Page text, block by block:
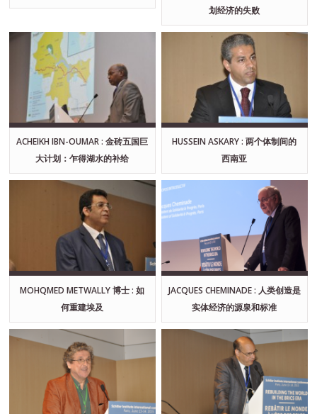
划经济的失败
ACHEIKH IBN-OUMAR : 金砖五国巨
大计划：乍得湖水的补给
HUSSEIN ASKARY : 两个体制间的
西南亚
MOHQMED METWALLY 博士 : 如
何重建埃及
JACQUES CHEMINADE : 人类创造是
实体经济的源泉和标准